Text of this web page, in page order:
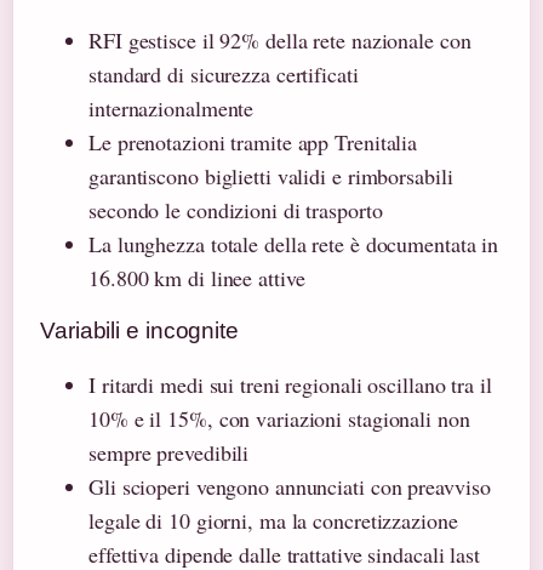
RFI gestisce il 92% della rete nazionale con
standard di sicurezza certificati
internazionalmente
Le prenotazioni tramite app Trenitalia
garantiscono biglietti validi e rimborsabili
secondo le condizioni di trasporto
La lunghezza totale della rete è documentata in
16.800 km di linee attive
Variabili e incognite
I ritardi medi sui treni regionali oscillano tra il
10% e il 15%, con variazioni stagionali non
sempre prevedibili
Gli scioperi vengono annunciati con preavviso
legale di 10 giorni, ma la concretizzazione
effettiva dipende dalle trattative sindacali last